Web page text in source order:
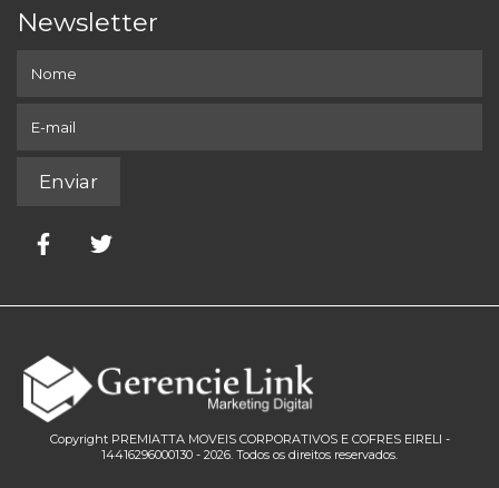
Newsletter
Copyright PREMIATTA MOVEIS CORPORATIVOS E COFRES EIRELI -
14416296000130 - 2026. Todos os direitos reservados.